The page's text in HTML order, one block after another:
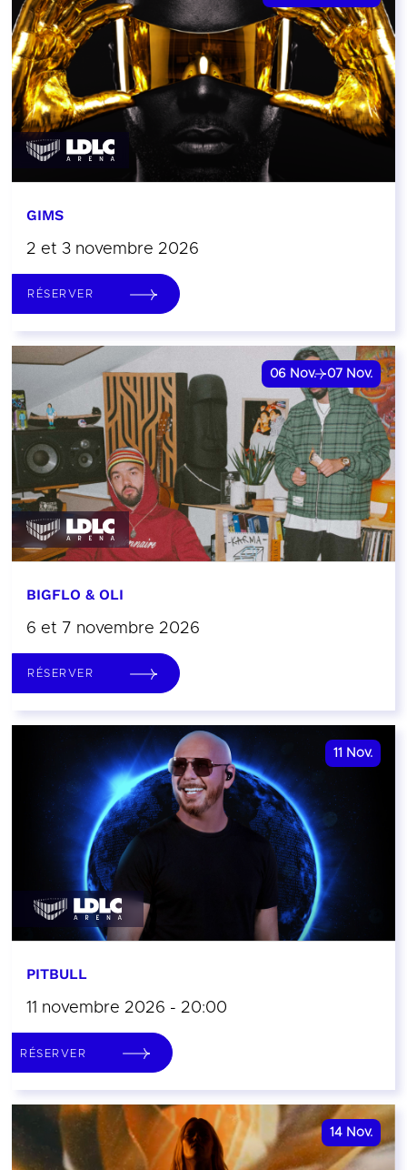
GIMS
2 et 3 novembre 2026
RÉSERVER
06 Nov. 07 Nov.
BIGFLO & OLI
6 et 7 novembre 2026
RÉSERVER
11 Nov.
PITBULL
11 novembre 2026 - 20:00
RÉSERVER
14 Nov.